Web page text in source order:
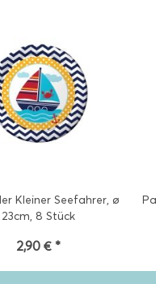
Kleiner Seefahrer, ø
23cm, 8 Stück
2,90 € *